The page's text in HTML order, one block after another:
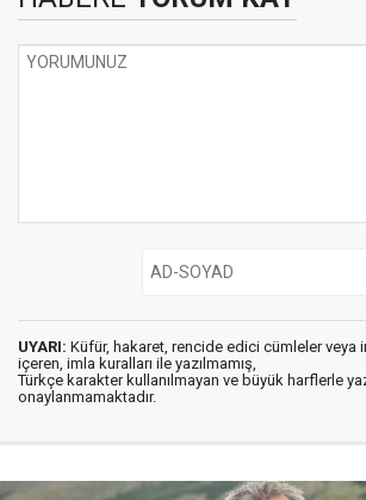
UYARI: Küfür, hakaret, rencide edici cümleler veya
içeren, imla kuralları ile yazılmamış,
Türkçe karakter kullanılmayan ve büyük harflerle
onaylanmamaktadır.